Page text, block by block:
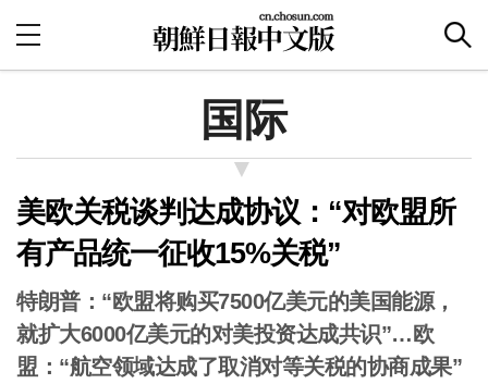
国际
美欧关税谈判达成协议：“对欧盟所
有产品统一征收15%关税”
特朗普：“欧盟将购买7500亿美元的美国能源，
就扩大6000亿美元的对美投资达成共识”…欧
盟：“航空领域达成了取消对等关税的协商成果”